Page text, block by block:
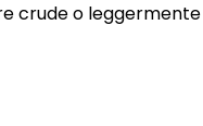
crude o leggermente